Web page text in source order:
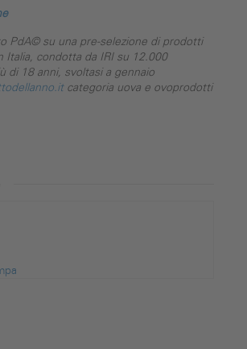
PdA© su una pre-selezione di prodotti
Italia, condotta da IRI su 12.000
di 18 anni, svoltasi a gennaio
categoria uova e ovoprodotti